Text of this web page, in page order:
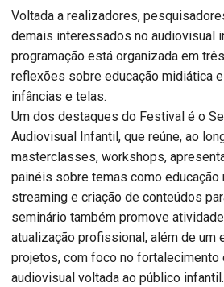
Voltada a realizadores,
demais interessados no audiovisual
programação está organizada em
reflexões sobre educação midiática
infâncias e telas.
Um dos destaques do Festival é o
Audiovisual Infantil, que reúne, ao
masterclasses, workshops,
painéis sobre temas como educação
streaming e criação de conteúdos
seminário também promove
atualização profissional, além de um
projetos, com foco no fortalecimento
audiovisual voltada ao público